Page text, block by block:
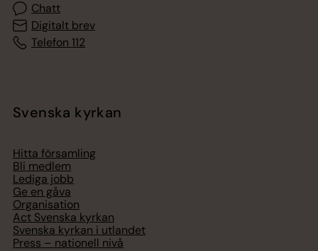
Chatt
Digitalt brev
Telefon 112
Svenska kyrkan
Hitta församling
Bli medlem
Lediga jobb
Ge en gåva
Organisation
Act Svenska kyrkan
Svenska kyrkan i utlandet
Press – nationell nivå